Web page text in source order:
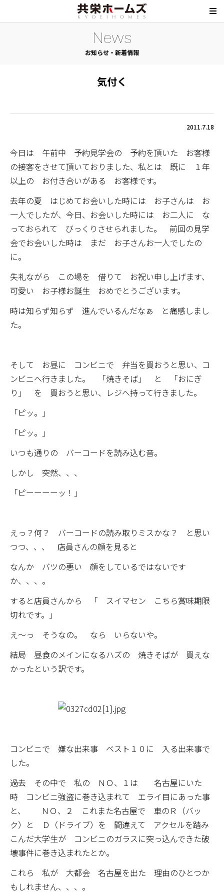
News
お知らせ・新着情報
気付く
2011.7.18
今日は 午前中 予約見学会の 予約を頂いた お客様
の接客をさせて頂いておりました、私とは 既に １年
以上の お付き合いがある お客様です。
去年の夏 はじめてお会いした時には お子さんは お
一人でしたが、今日、お会いした時には お二人に な
っておられて びっくりさせられました。 前回の見学
会でお会いした時は まだ お子さんお一人でしたの
に。
失礼ながら この場を 借りて お祝い申し上げます、
可愛い お子様お誕生 おめでとうございます。
時は知らず知らず 進んでいるんだなぁ と痛感しまし
た。
そして お昼に コンビニで 弁当を買おうと思い、コ
ンビニへ行きました。 「焼きそば」 と 「おにぎ
り」 を 買おうと思い、レジへ持って行きました。
「ピッ。」
「ピッ。」
いつも通りの バーコードを読み込む音。
しかし 突然、、、
「ピーーーーッ！」
えっ？何？ バーコードの読み取りミスかな？ と思い
つつ、、、 店員さんの顔を見ると
なんか バツの悪い 顔をしているではないです
か、、、。
すると店員さんから 「 スイマセン こちら賞味期限
切れです。」
え～っ そうなの。 なら いらないや。
結局 昼食のメインになるハズの 焼きそばが 買えな
かったという訳です。
コンビニで 嫌な出来事 ベスト１０に 入る出来事で
した。
過去 その中で 私の ＮＯ、１は 名古屋にいた
時 コンビニ強盗に巻き込まれて エライ目にあった事
と、 ＮＯ、２ これまた名古屋で 車のＲ（バッ
ク）と Ｄ（ドライブ）を 間違えて アクセルを踏み
こんだ大学生が コンビニのガラスに突っ込んできた破
壊事件に巻き込まれたとか。
これら 私が 大都会 名古屋を出た 理由のひとつか
もしれません、、、。